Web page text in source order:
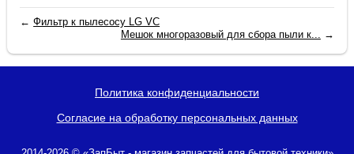
←Фильтр к пылесосу LG VC
Мешок многоразовый для сбора пыли к... →
Политика конфиденциальности
Согласие на обработку персональных данных